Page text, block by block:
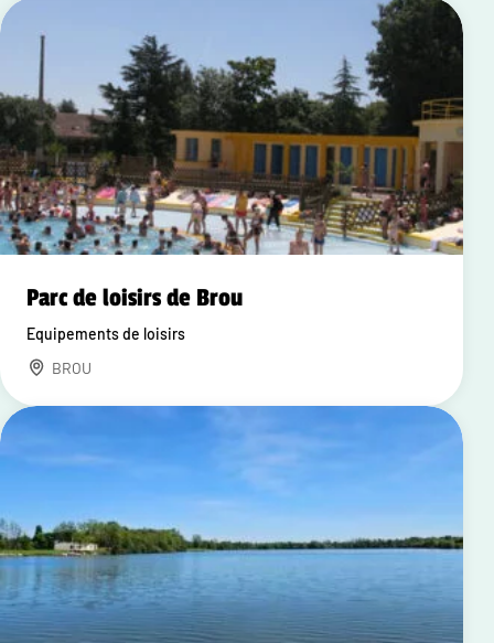
Parc de loisirs de Brou
Equipements de loisirs
BROU